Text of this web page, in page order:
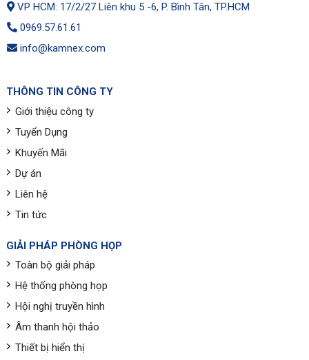
VP HCM: 17/2/27 Liên khu 5 -6, P. Bình Tân, TP.HCM
0969.57.61.61
info@kamnex.com
THÔNG TIN CÔNG TY
Giới thiệu công ty
Tuyển Dụng
Khuyến Mãi
Dự án
Liên hệ
Tin tức
GIẢI PHÁP PHÒNG HỌP
Toàn bộ giải pháp
Hệ thống phòng họp
Hội nghị truyền hình
Âm thanh hội thảo
Thiết bị hiển thị